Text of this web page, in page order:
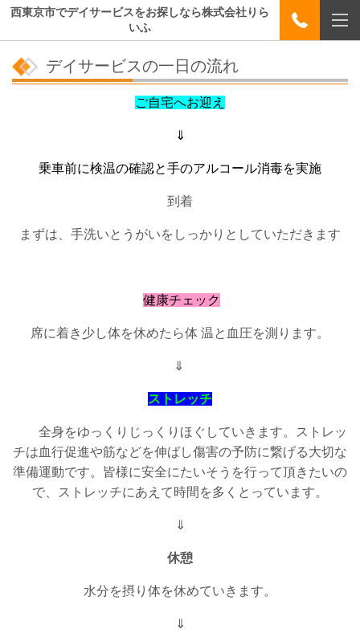
西東京市でデイサービスをお探しなら株式会社りら
いふ
デイサービスの一日の流れ
ご自宅へお迎え
⇓
乗車前に検温の確認と手のアルコール消毒を実施
到着
まずは、手洗いとうがいをしっかりとしていただきます
健康チェック
席に着き少し体を休めたら体 温と血圧を測ります。
⇓
ストレッチ
全身をゆっくりじっくりほぐしていきます。ストレッ
チは血行促進や筋などを伸ばし傷害の予防に繋げる大切な
準備運動です。皆様に安全にたいそうを行って頂きたいの
で、ストレッチにあえて時間を多くとっています。
⇓
休憩
水分を摂り体を休めていきます。
⇓